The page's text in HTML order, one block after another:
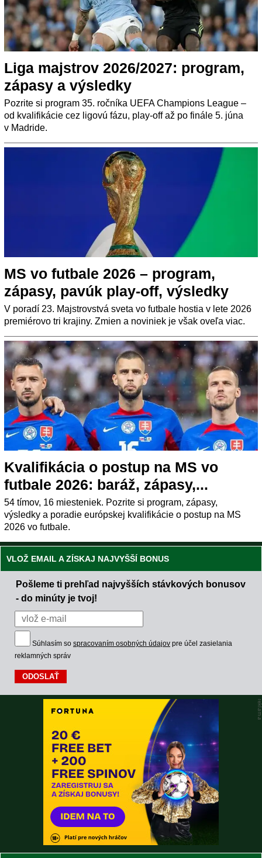
Liga majstrov 2026/2027: program,
zápasy a výsledky
Pozrite si program 35. ročníka UEFA Champions League –
od kvalifikácie cez ligovú fázu, play-off až po finále 5. júna
v Madride.
MS vo futbale 2026 – program,
zápasy, pavúk play-off, výsledky
V poradí 23. Majstrovstvá sveta vo futbale hostia v lete 2026
premiérovo tri krajiny. Zmien a noviniek je však oveľa viac.
Kvalifikácia o postup na MS vo
futbale 2026: baráž, zápasy,...
54 tímov, 16 miesteniek. Pozrite si program, zápasy,
výsledky a poradie európskej kvalifikácie o postup na MS
2026 vo futbale.
VLOŽ EMAIL A ZÍSKAJ NAJVYŠŠÍ BONUS
Pošleme ti prehľad najvyšších stávkových bonusov
- do minúty je tvoj!
Súhlasím so spracovaním osobných údajov pre účel zasielania
reklamných správ